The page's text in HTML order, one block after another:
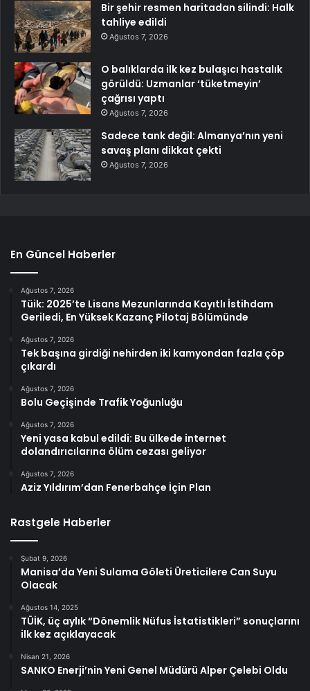
Bir şehir resmen haritadan silindi: Halk
tahliye edildi
Ağustos 7, 2026
O balıklarda ilk kez bulaşıcı hastalık
görüldü: Uzmanlar ‘tüketmeyin’
çağrısı yaptı
Ağustos 7, 2026
Sadece tank değil: Almanya’nın yeni
savaş planı dikkat çekti
Ağustos 7, 2026
En Güncel Haberler
Ağustos 7, 2026
Tüik: 2025’te Lisans Mezunlarında Kayıtlı İstihdam
Geriledi, En Yüksek Kazanç Pilotaj Bölümünde
Ağustos 7, 2026
Tek başına girdiği nehirden iki kamyondan fazla çöp
çıkardı
Ağustos 7, 2026
Bolu Geçişinde Trafik Yoğunluğu
Ağustos 7, 2026
Yeni yasa kabul edildi: Bu ülkede internet
dolandırıcılarına ölüm cezası geliyor
Ağustos 7, 2026
Aziz Yıldırım’dan Fenerbahçe İçin Plan
Rastgele Haberler
Şubat 9, 2026
Manisa’da Yeni Sulama Göleti Üreticilere Can Suyu
Olacak
Ağustos 14, 2025
TÜİK, üç aylık “Dönemlik Nüfus İstatistikleri” sonuçlarını
ilk kez açıklayacak
Nisan 21, 2026
SANKO Enerji’nin Yeni Genel Müdürü Alper Çelebi Oldu